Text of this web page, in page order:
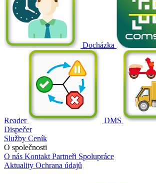
Docházka
Reader
DMS
Dispečer
Služby Ceník
O společnosti
O nás Kontakt Partneři Spolupráce
Aktuality Ochrana údajů